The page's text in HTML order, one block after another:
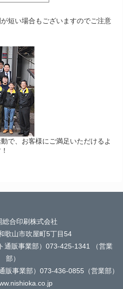
短い場合もございますのでご注意
で、お客様にご満足いただけるよ
総合印刷株式会社
山市吹屋町5丁目54
通販事業部）073-425-1341 （営業
部）
販事業部）073-436-0855（営業部）